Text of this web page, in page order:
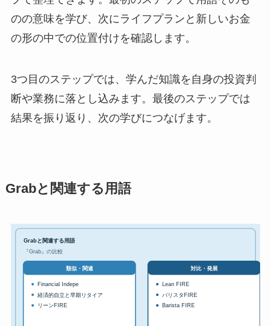
のの意味を学び、次にライフプランと新しいお金
の形の中での位置付けを確認します。
3つ目のステップでは、学んだ知識を自身の投資判
断や業務に落とし込みます。最後のステップでは
結果を振り返り、次の学びにつなげます。
Grabと関連する用語
Grabと関連する用語
『Grab』の比較
類似・関連
Financial Indepe
経済的自立と早期リタイア
リーンFIRE
対比・発展
Lean FIRE
バリスタFIRE
Barista FIRE